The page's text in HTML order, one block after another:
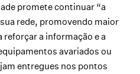
promete continuar “a
rede, promovendo maior
reforçar a informação e a
avariados ou
entregues nos pontos